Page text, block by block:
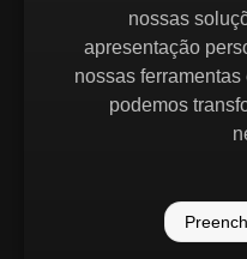
nossas
apresentação
nossas
podemos